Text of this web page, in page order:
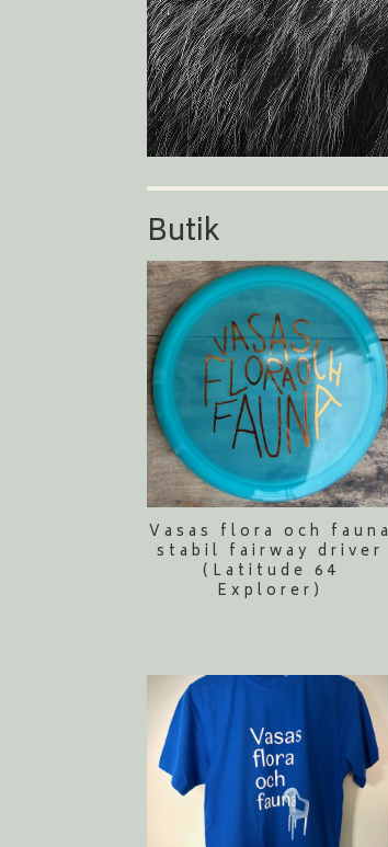
Butik
Vasas flora och fauna
stabil fairway driver
(Latitude 64
Explorer)